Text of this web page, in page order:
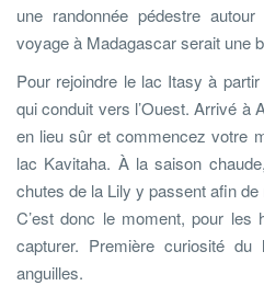
une randonnée pédestre
voyage à Madagascar serait une
Pour rejoindre le lac Itasy à
qui conduit vers l’Ouest. Arrivé à
en lieu sûr et commencez votre
lac Kavitaha. À la saison
chutes de la Lily y passent afin
C’est donc le moment, pour les
capturer. Première curiosité
anguilles.